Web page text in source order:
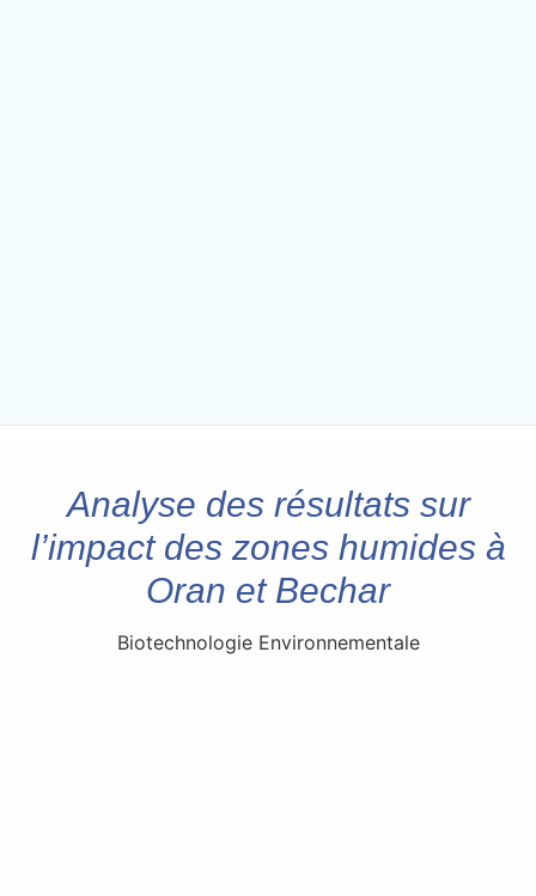
Analyse des résultats sur
l’impact des zones humides à
Oran et Bechar
Biotechnologie Environnementale